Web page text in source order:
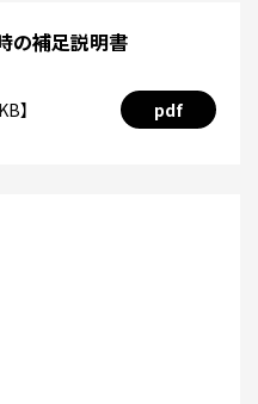
の補足説明書
】 pdf